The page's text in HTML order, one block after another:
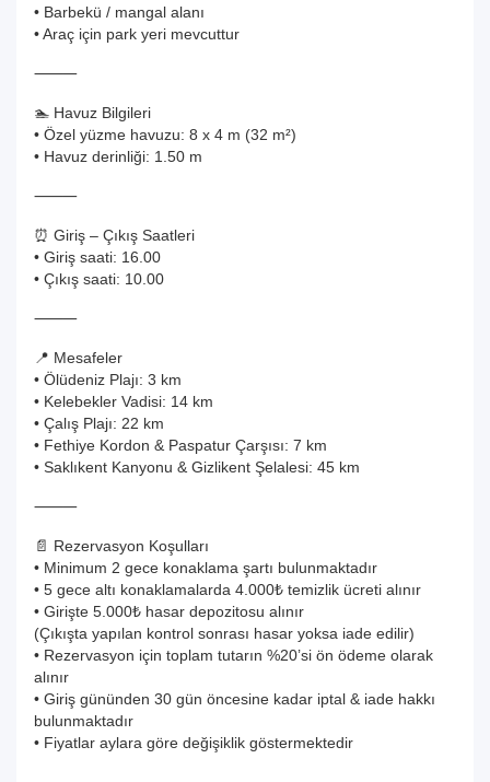
• Barbekü / mangal alanı
• Araç için park yeri mevcuttur
⸻
🏊 Havuz Bilgileri
• Özel yüzme havuzu: 8 x 4 m (32 m²)
• Havuz derinliği: 1.50 m
⸻
⏰ Giriş – Çıkış Saatleri
• Giriş saati: 16.00
• Çıkış saati: 10.00
⸻
📍 Mesafeler
• Ölüdeniz Plajı: 3 km
• Kelebekler Vadisi: 14 km
• Çalış Plajı: 22 km
• Fethiye Kordon & Paspatur Çarşısı: 7 km
• Saklıkent Kanyonu & Gizlikent Şelalesi: 45 km
⸻
📄 Rezervasyon Koşulları
• Minimum 2 gece konaklama şartı bulunmaktadır
• 5 gece altı konaklamalarda 4.000₺ temizlik ücreti alınır
• Girişte 5.000₺ hasar depozitosu alınır
(Çıkışta yapılan kontrol sonrası hasar yoksa iade edilir)
• Rezervasyon için toplam tutarın %20’si ön ödeme olarak
alınır
• Giriş gününden 30 gün öncesine kadar iptal & iade hakkı
bulunmaktadır
• Fiyatlar aylara göre değişiklik göstermektedir